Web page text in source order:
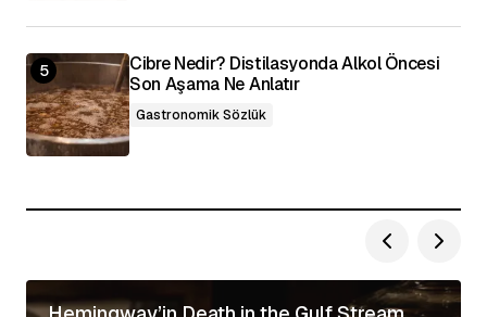
Cibre Nedir? Distilasyonda Alkol Öncesi
Son Aşama Ne Anlatır
Gastronomik Sözlük